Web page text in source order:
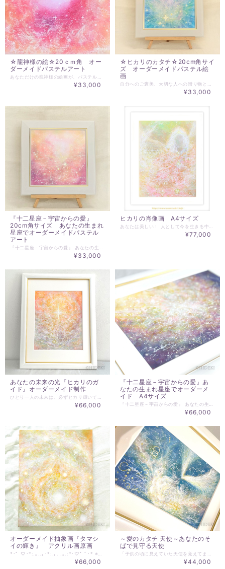
☆龍神様の絵☆20ｃｍ角 オー
ダーメイドパステルアート
¥33,000
☆ヒカリのカタチ☆20cm角サイ
ズ オーダーメイドパステル絵
画
¥33,000
『十二星座－宇宙からの愛』
20cm角サイズ あなたの生まれ
星座でオーダーメイドパステル
アート
¥33,000
ヒカリの肖像画 A4サイズ
¥77,000
あなたの未来の光『ヒカリのガ
イド』オーダーメイド制作
¥66,000
『十二星座－宇宙からの愛』あ
なたの生まれ星座でオーダーメ
イド A4サイズ
¥66,000
オーダーメイド抽象画『タマシ
イの輝き』 アクリル画原画
¥66,000
～愛のカタチ 天使～あなたのそ
ばで見守る天使
¥44,000